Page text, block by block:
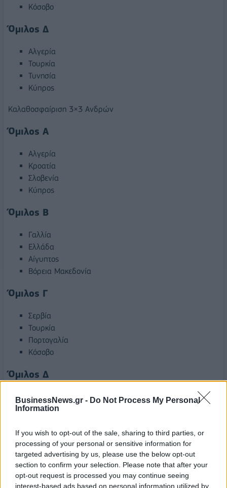
BusinessNews.gr - Do Not Process My Personal
Information
If you wish to opt-out of the sale, sharing to third parties, or
processing of your personal or sensitive information for
targeted advertising by us, please use the below opt-out
section to confirm your selection. Please note that after your
opt-out request is processed you may continue seeing
interest-based ads based on personal information utilized by
Κόσοβο
Όμιλος Δ
Αλγερία
Τουρκία
Τυνησία
Κύπρος
Καλαθοσφαίριση 3×3 Ανδρών
Όμιλος Α
Αλγερία
Κροατία
Σλοβενία
Κύπρος
Όμιλος Β
Γαλλία
Ελλάδα
Αίγυπτος
Βόρεια Μακεδονία
Όμιλος Γ
Σερβία
Τουρκία
Πορτογαλία
Κόσοβο
Όμιλος Δ
Ισπανία
Ιταλία
Βοσνία και Ερζεγοβίνη